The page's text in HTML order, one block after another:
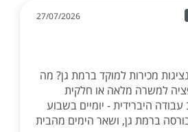
27/07/2026
מכירות למוקד ברמת גן? מה
למשרה מלאה או חלקית
היברידית - יומיים בשבוע
ברמת גן, ושאר הימים מהבית